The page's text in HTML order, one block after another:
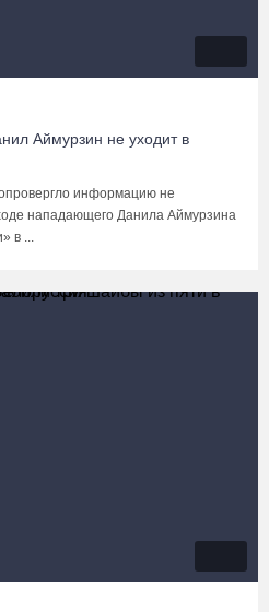
Аймурзин не уходит в
информацию не
нападающего Данила Аймурзина
в ...